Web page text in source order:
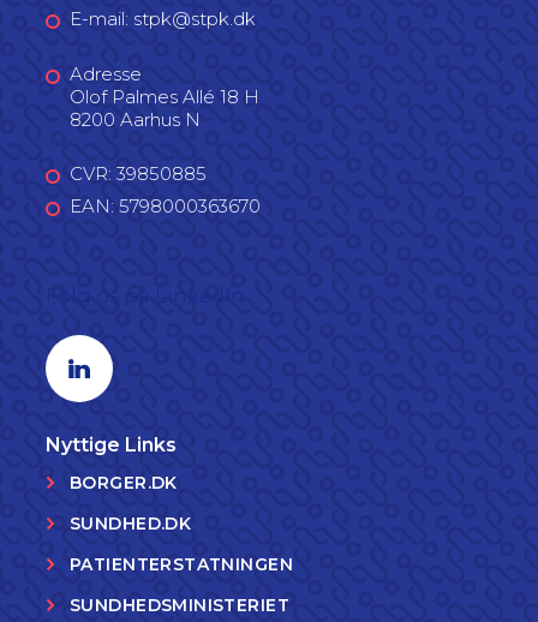
E-mail: stpk@stpk.dk
Adresse
Olof Palmes Allé 18 H
8200 Aarhus N
CVR: 39850885
EAN: 5798000363670
Linkedin profil
Nyttige Links
BORGER.DK
SUNDHED.DK
PATIENTERSTATNINGEN
SUNDHEDSMINISTERIET